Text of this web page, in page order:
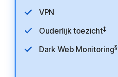
VPN
Ouderlijk toezicht‡
Dark Web Monitoring§